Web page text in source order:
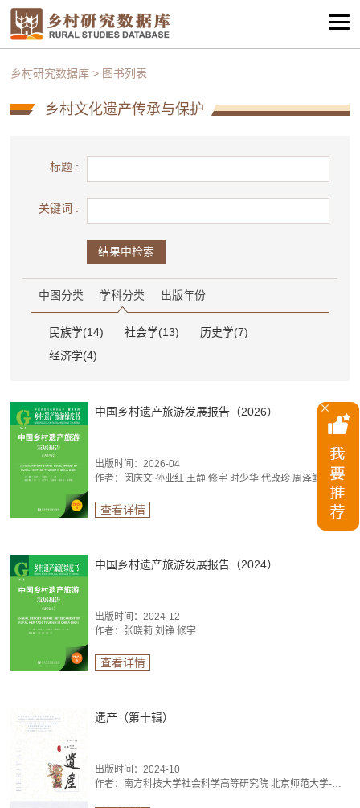
乡村研究数据库 > 图书列表
乡村文化遗产传承与保护
标题 :
关键词 :
结果中检索
中图分类 学科分类 出版年份
民族学(14) 社会学(13)
历史学(7)
经济学(4)
中国乡村遗产旅游发展报告（2026）
出版时间：2026-04
作者：闵庆文 孙业红 王静 修宇 时少华 代改珍 周泽鲲 孙梦阳
查看详情
中国乡村遗产旅游发展报告（2024）
出版时间：2024-12
作者：张晓莉 刘铮 修宇
查看详情
遗产（第十辑）
出版时间：2024-10
作者：南方科技大学社会科学高等研究院 北京师范大学-香港浸会大学联合国际学院高等研究院 周永明 王晓葵